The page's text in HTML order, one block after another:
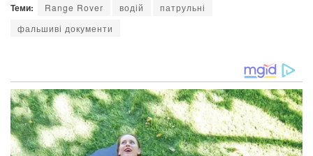
Теми: Range Rover водій
патрульні
фальшиві документи